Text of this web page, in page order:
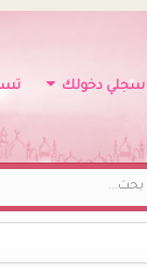
سجلي دخولك